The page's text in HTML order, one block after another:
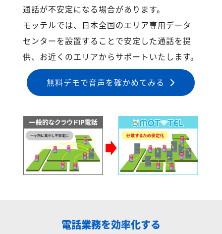
通話が不安定になる場合があります。
モッテルでは、日本全国のエリア専用データ
センターを設置することで安定した通話を提
供、お近くのエリアからサポートいたします。
無料デモで音声を確かめてみる
電話業務を効率化する